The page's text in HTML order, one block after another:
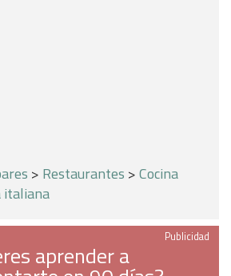
> Restaurantes >Cocina
italiana
Publicidad
aprender a